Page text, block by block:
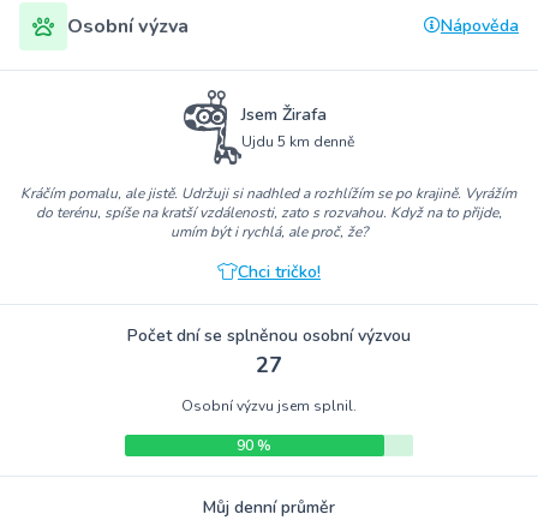
Osobní výzva Nápověda
Jsem Žirafa
Ujdu 5 km denně
Kráčím pomalu, ale jistě. Udržuji si nadhled a rozhlížím se po krajině. Vyrážím
do terénu, spíše na kratší vzdálenosti, zato s rozvahou. Když na to přijde,
umím být i rychlá, ale proč, že?
Chci tričko!
Počet dní se splněnou osobní výzvou
27
Osobní výzvu jsem splnil.
90 %
Můj denní průměr